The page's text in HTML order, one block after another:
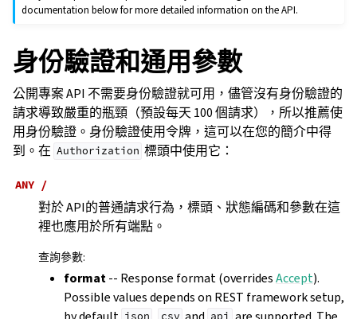
documentation below for more detailed information on the API.
身份驗證和通用參數
公開專案 API 不需要身份驗證就可用，儘管沒有身份驗證的
請求導致嚴重的瓶頸（預設每天 100 個請求），所以推薦使
用身份驗證。身份驗證使用令牌，這可以在您的簡介中得
到。在 Authorization 標頭中使用它：
ANY /
對於 API的普通請求行為，標頭、狀態編碼和參數在這
裡也應用於所有端點。
查詢參數:
format-- Response format (overridesAccept).
Possible values depends on REST framework setup,